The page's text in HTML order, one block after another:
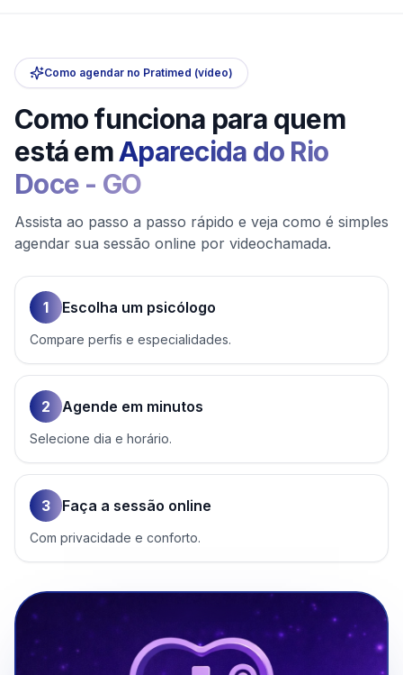
Como agendar no Pratimed (vídeo)
Como funciona para quem
está emAparecida do Rio
Doce - GO
Assista ao passo a passo rápido e veja como é simples
agendar sua sessão online por videochamada.
1 Escolha um psicólogo
Compare perfis e especialidades.
2 Agende em minutos
Selecione dia e horário.
3 Faça a sessão online
Com privacidade e conforto.